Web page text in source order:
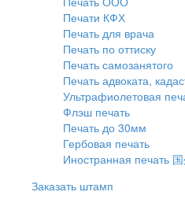
Печати КФХ
Печать для врача
Печать по оттиску
Печать самозанятого
Печать адвоката,
Ультрафиолетовая
Флэш печать
Печать до 30мм
Гербовая печать
Иностранная печать
Заказать штамп